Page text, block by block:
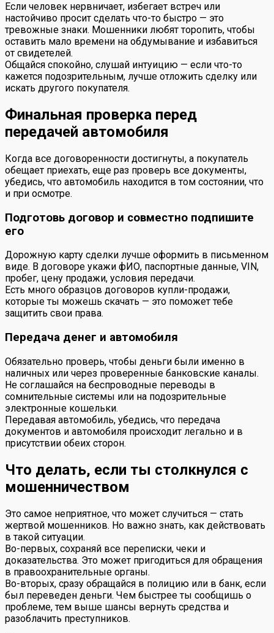
Если человек нервничает, избегает встреч или
настойчиво просит сделать что-то быстро — это
тревожные знаки. Мошенники любят торопить, чтобы
оставить мало времени на обдумывание и избавиться
от свидетелей.
Общайся спокойно, слушай интуицию — если что-то
кажется подозрительным, лучше отложить сделку или
искать другого покупателя.
Финальная проверка перед
передачей автомобиля
Когда все договоренности достигнуты, а покупатель
обещает приехать, еще раз проверь все документы,
убедись, что автомобиль находится в том состоянии, что
и при осмотре.
Подготовь договор и совместно подпишите
его
Дорожную карту сделки лучше оформить в письменном
виде. В договоре укажи фИО, паспортные данные, VIN,
пробег, цену продажи, условия передачи.
Есть много образцов договоров купли-продажи,
которые ты можешь скачать — это поможет тебе
защитить свои права.
Передача денег и автомобиля
Обязательно проверь, чтобы деньги были именно в
наличных или через проверенные банковские каналы.
Не соглашайся на беспроводные переводы в
сомнительные системы или на подозрительные
электронные кошельки.
Передавая автомобиль, убедись, что передача
документов и автомобиля происходит легально и в
присутствии обеих сторон.
Что делать, если ты столкнулся с
мошенничеством
Это самое неприятное, что может случиться — стать
жертвой мошенников. Но важно знать, как действовать
в такой ситуации.
Во-первых, сохраняй все переписки, чеки и
доказательства. Это может пригодиться для обращения
в правоохранительные органы.
Во-вторых, сразу обращайся в полицию или в банк, если
был переведен деньги. Чем быстрее ты сообщишь о
проблеме, тем выше шансы вернуть средства и
разоблачить преступников.